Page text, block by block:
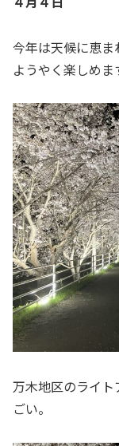
今年は天候に恵ま
ようやく楽しめま
万木地区のライ
ごい。